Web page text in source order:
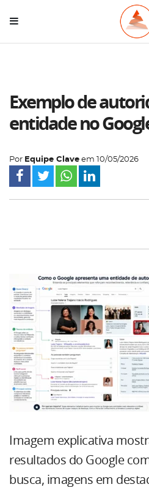
Exemplo de
entidade no
Por Equipe Clave em 10/05/2026
Imagem explicativa
resultados do Google
busca, imagens em